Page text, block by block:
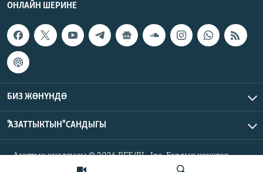
ОНЛАЙН ШЕРИНЕ
БИЗ ЖӨНҮНДӨ
"АЗАТТЫКТЫН" САНДЫГЫ
Азаттык үналгысы © 2026 RFE/RL, Inc. Бардык укуктар